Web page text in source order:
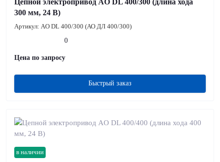
Цепной электропривод AO DL 400/300 (длина хода
300 мм, 24 В)
Артикул: AO DL 400/300 (АО ДЛ 400/300)
0
Цена по запросу
Быстрый заказ
в наличии